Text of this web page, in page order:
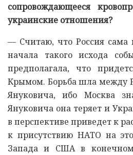
сопровождающееся
украинские отношения?
— Считаю, что Россия сама
начала такого исхода
предполагала, что
Крымом. Борьба шла между
Януковича, ибо Москва
Януковича она теряет и
в перспективе приведет к
к присутствию НАТО на
Запада и США в конечном